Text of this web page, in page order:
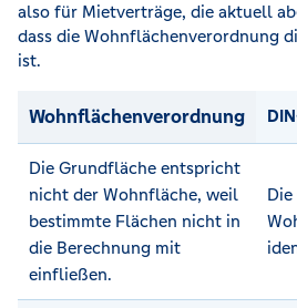
also für Mietverträge, die aktuell
dass die Wohnflächenverordnung
ist.
Wohnflächenverordnung
Die Grundfläche entspricht
nicht der Wohnfläche, weil
bestimmte Flächen nicht in
die Berechnung mit
einfließen.